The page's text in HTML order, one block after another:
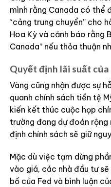
mình rằng Canada có thể
“cảng trung chuyển” cho
Hoa Kỳ và cảnh báo rằng
Canada” nếu thỏa thuận
Quyết định lãi suất của
Vàng cũng nhận được sự
quanh chính sách tiền tệ
kiến kết thúc cuộc họp
trường đang dự đoán
định chính sách sẽ giữ
Mặc dù việc tạm dừng
vào giá, các nhà đầu tư
bố của Fed và bình luận